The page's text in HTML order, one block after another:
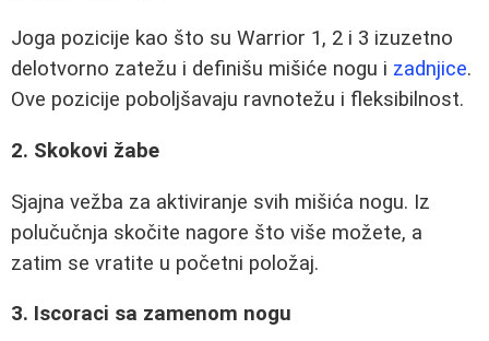
Joga pozicije kao što su Warrior 1, 2 i 3 izuzetno
delotvorno zatežu i definišu mišiće nogu i zadnjice.
Ove pozicije poboljšavaju ravnotežu i fleksibilnost.
2. Skokovi žabe
Sjajna vežba za aktiviranje svih mišića nogu. Iz
polučučnja skočite nagore što više možete, a
zatim se vratite u početni položaj.
3. Iscoraci sa zamenom nogu